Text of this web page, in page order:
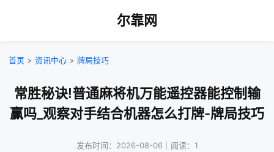
尔靠网
首页 > 资讯中心 > 牌局技巧
常胜秘诀!普通麻将机万能遥控器能控制输
赢吗_观察对手结合机器怎么打牌-牌局技巧
发布时间：2026-08-06｜阅读：1